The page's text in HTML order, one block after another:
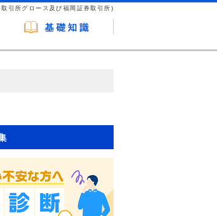
引所グロース及び福岡証券取引所)